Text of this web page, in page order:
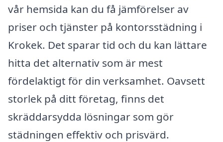
vår hemsida kan du få jämförelser av
priser och tjänster på kontorsstädning i
Krokek. Det sparar tid och du kan lättare
hitta det alternativ som är mest
fördelaktigt för din verksamhet. Oavsett
storlek på ditt företag, finns det
skräddarsydda lösningar som gör
städningen effektiv och prisvärd.